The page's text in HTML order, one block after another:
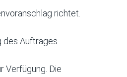
richtet.
des Auftrages
Verfügung. Die